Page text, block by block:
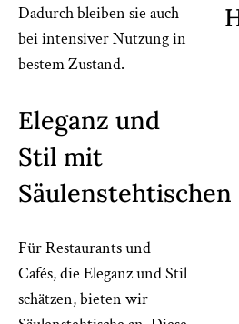
Dadurch bleiben sie auch
bei intensiver Nutzung in
bestem Zustand.
Eleganz und
Stil mit
Säulenstehtischen
Für Restaurants und
Cafés, die Eleganz und Stil
schätzen, bieten wir